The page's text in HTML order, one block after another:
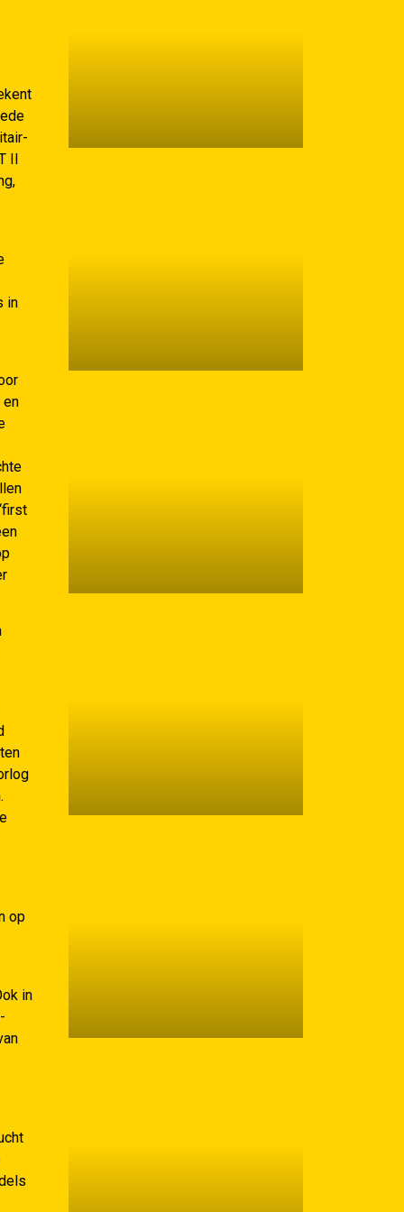
in
en
op
in